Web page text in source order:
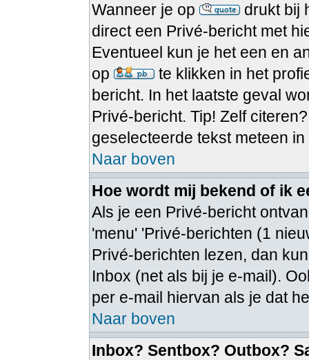
Wanneer je op
drukt bij
direct een Privé-bericht met
Eventueel kun je het een en
op
te klikken in het
bericht. In het laatste geval
Privé-bericht. Tip! Zelf
geselecteerde tekst meteen
Naar boven
Hoe wordt mij bekend of ik
Als je een Privé-bericht
'menu' 'Privé-berichten (1
Privé-berichten lezen, dan
Inbox (net als bij je e-mail).
per e-mail hiervan als je dat
Naar boven
Inbox? Sentbox? Outbox?